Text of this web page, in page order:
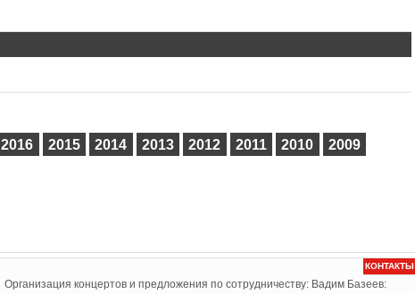
2016 2015 2014 2013 2012 2011 2010
2009
КОНТАКТЫ
Организация концертов и предложения по сотрудничеству: Вадим Базеев: